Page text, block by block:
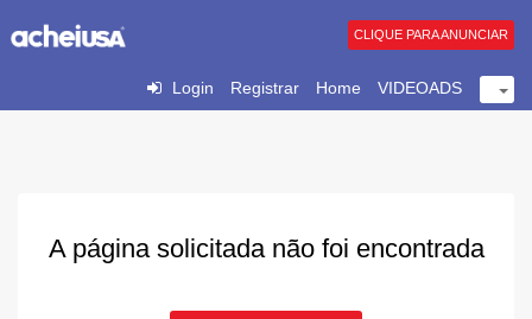
Login Registrar Home VIDEOADS
CLIQUE PARA ANUNCIAR
A página solicitada não foi encontrada